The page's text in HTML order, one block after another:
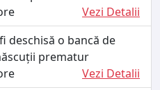
Vezi Detalii
deschisă o bancă de
prematur
Vezi Detalii